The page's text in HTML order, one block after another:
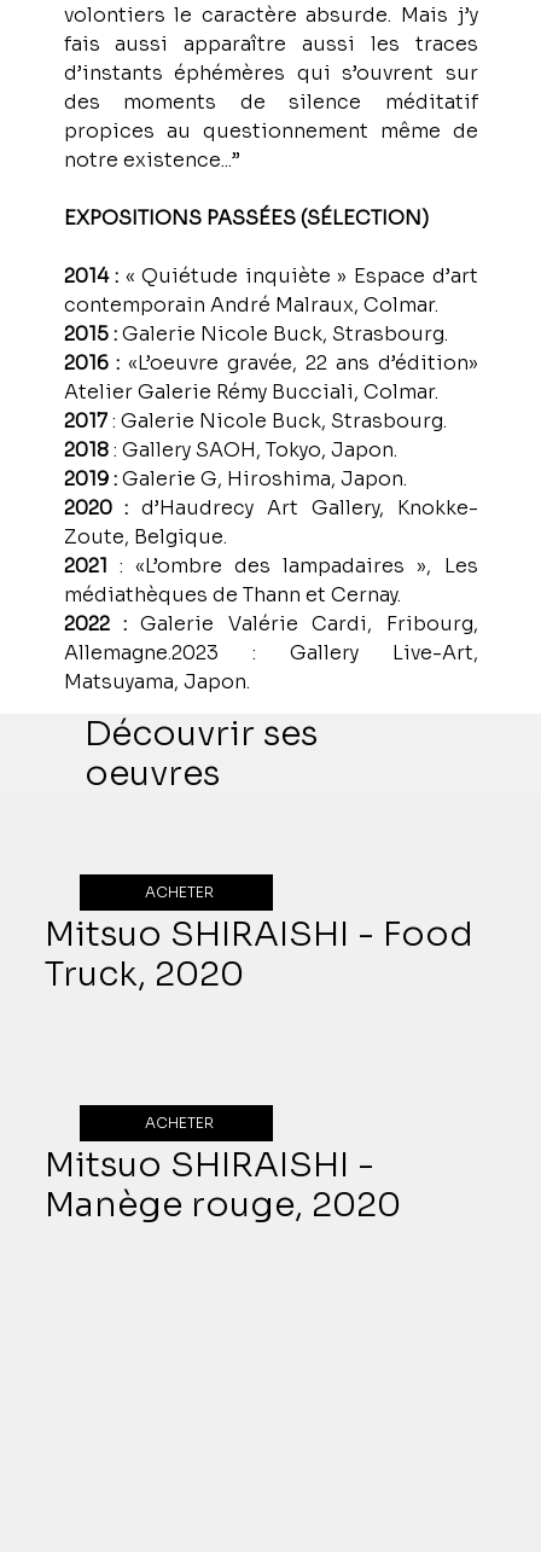
volontiers le caractère absurde. Mais j’y
fais aussi apparaître aussi les traces
d’instants éphémères qui s’ouvrent sur
des moments de silence méditatif
propices au questionnement même de
notre existence...”
EXPOSITIONS PASSÉES (SÉLECTION)
2014 : « Quiétude inquiète » Espace d’art
contemporain André Malraux, Colmar.
2015 : Galerie Nicole Buck, Strasbourg.
2016 : «L’oeuvre gravée, 22 ans d’édition»
Atelier Galerie Rémy Bucciali, Colmar.
2017 : Galerie Nicole Buck, Strasbourg.
2018 : Gallery SAOH, Tokyo, Japon.
2019 : Galerie G, Hiroshima, Japon.
2020 : d’Haudrecy Art Gallery, Knokke-
Zoute, Belgique.
2021 : «L’ombre des lampadaires », Les
médiathèques de Thann et Cernay.
2022 : Galerie Valérie Cardi, Fribourg,
Allemagne.2023 : Gallery Live-Art,
Matsuyama, Japon.
Découvrir ses
oeuvres
Mitsuo SHIRAISHI - Food
Truck, 2020
ACHETER
Mitsuo SHIRAISHI -
Manège rouge, 2020
ACHETER